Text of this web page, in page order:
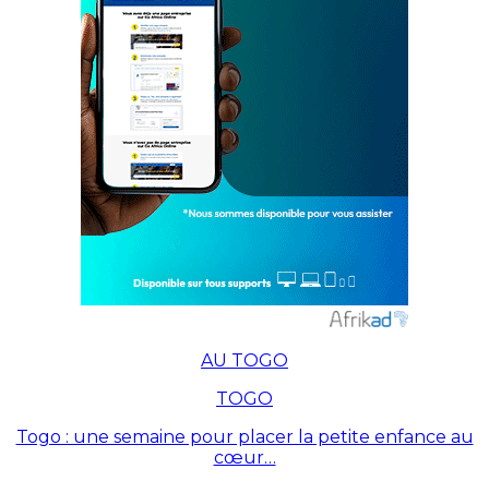
AU TOGO
TOGO
Togo : une semaine pour placer la petite enfance au
cœur…